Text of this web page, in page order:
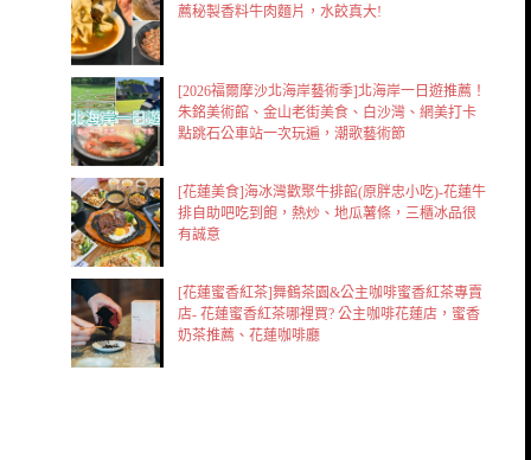
薦秘製香料牛肉麵片，水餃真大!
[2026福爾摩沙北海岸藝術季]北海岸一日遊推薦！
朱銘美術館、金山老街美食、白沙灣、網美打卡
點跳石公車站一次玩遍，潮歌藝術節
[花蓮美食]海冰灣歡聚牛排館(原胖忠小吃)-花蓮牛
排自助吧吃到飽，熱炒、地瓜薯條，三櫃冰品很
有誠意
[花蓮蜜香紅茶]舞鶴茶園&公主咖啡蜜香紅茶專賣
店- 花蓮蜜香紅茶哪裡買? 公主咖啡花蓮店，蜜香
奶茶推薦、花蓮咖啡廳